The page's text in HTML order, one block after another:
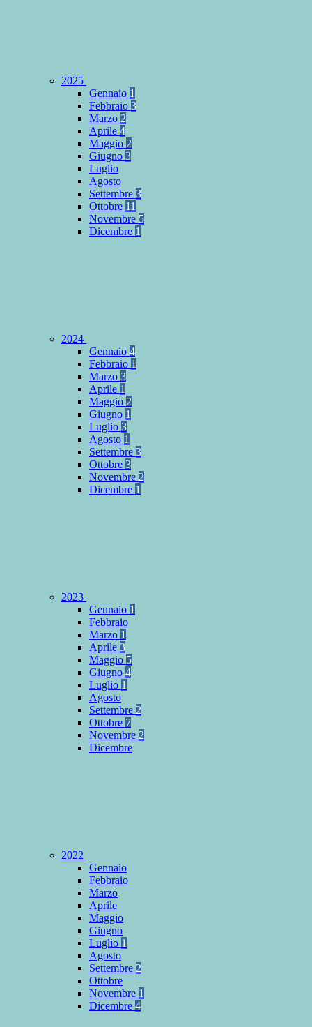
2025
Gennaio 1
Febbraio 3
Marzo 2
Aprile 4
Maggio 2
Giugno 3
Luglio
Agosto
Settembre 3
Ottobre 11
Novembre 5
Dicembre 1
2024
Gennaio 4
Febbraio 1
Marzo 3
Aprile 1
Maggio 2
Giugno 1
Luglio 3
Agosto 1
Settembre 3
Ottobre 3
Novembre 2
Dicembre 1
2023
Gennaio 1
Febbraio
Marzo 1
Aprile 3
Maggio 5
Giugno 4
Luglio 1
Agosto
Settembre 2
Ottobre 7
Novembre 2
Dicembre
2022
Gennaio
Febbraio
Marzo
Aprile
Maggio
Giugno
Luglio 1
Agosto
Settembre 2
Ottobre
Novembre 1
Dicembre 4